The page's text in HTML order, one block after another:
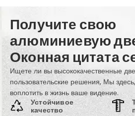
Получите свою
алюминиевую
Оконная цитата
Ищете ли вы высококачественные
пользовательские решения, Мы
воплотить в жизнь ваше видение.
Устойчивое
качество